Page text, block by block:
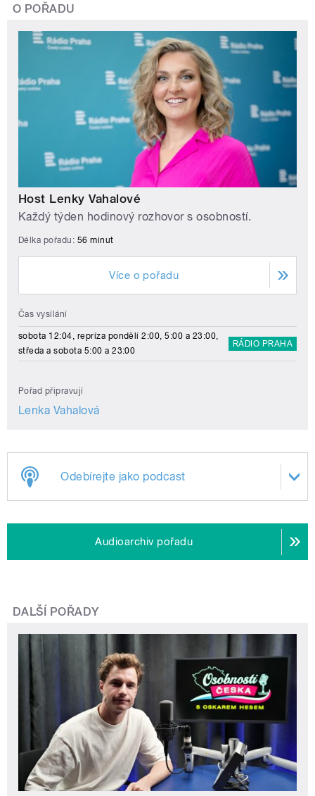
O POŘADU
Host Lenky Vahalové
Každý týden hodinový rozhovor s osobností.
Délka pořadu: 56 minut
Více o pořadu
Čas vysílání
sobota 12:04, repríza pondělí 2:00, 5:00 a 23:00,
středa a sobota 5:00 a 23:00
RÁDIO PRAHA
Pořad připravují
Lenka Vahalová
Odebírejte jako podcast
Audioarchiv pořadu
DALŠÍ POŘADY